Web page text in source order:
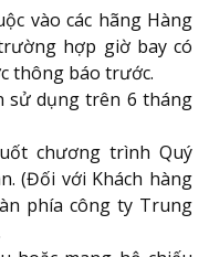
vào các hãng Hàng
hợp giờ bay có
thông báo trước.
sử dụng trên 6 tháng
chương trình Quý
(Đối với Khách hàng
phía công ty Trung